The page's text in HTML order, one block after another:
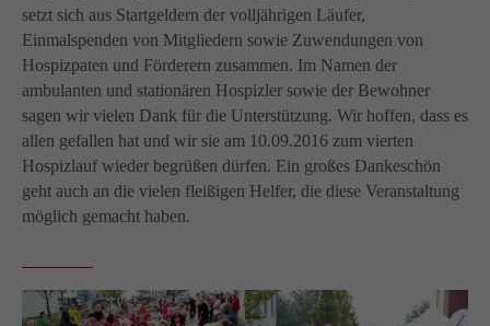
setzt sich aus Startgeldern der volljährigen Läufer,
Einmalspenden von Mitgliedern sowie Zuwendungen von
Hospizpaten und Förderern zusammen. Im Namen der
ambulanten und stationären Hospizler sowie der Bewohner
sagen wir vielen Dank für die Unterstützung. Wir hoffen, dass es
allen gefallen hat und wir sie am 10.09.2016 zum vierten
Hospizlauf wieder begrüßen dürfen. Ein großes Dankeschön
geht auch an die vielen fleißigen Helfer, die diese Veranstaltung
möglich gemacht haben.